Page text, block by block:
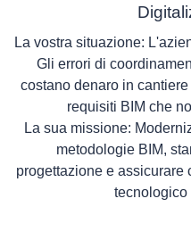
La vostra situazione:
Gli errori di
costano denaro in
requisiti BIM che
La sua missione:
metodologie BIM,
progettazione e
tecnologico